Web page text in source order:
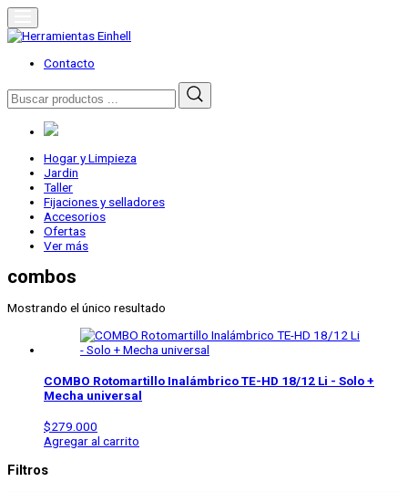
Skip
to
content
Herramientas Einhell
Distribuidor Oficial
Contacto
Buscar
por:
Hogar y Limpieza
Jardin
Taller
Fijaciones y selladores
Accesorios
Ofertas
Ver más
combos
Mostrando el único resultado
COMBO Rotomartillo InalámbricoTE-HD 18/12 Li - Solo +
Mecha universal
$279.000
Agregar al carrito
Filtros